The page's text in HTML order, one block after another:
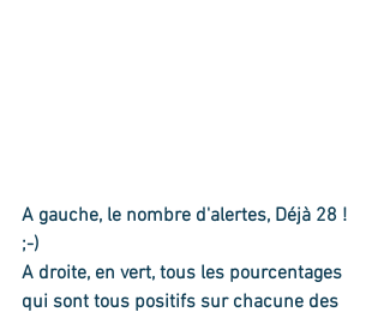
A gauche, le nombre d'alertes, Déjà 28 !
;-)
A droite, en vert, tous les pourcentages
qui sont tous positifs sur chacune des